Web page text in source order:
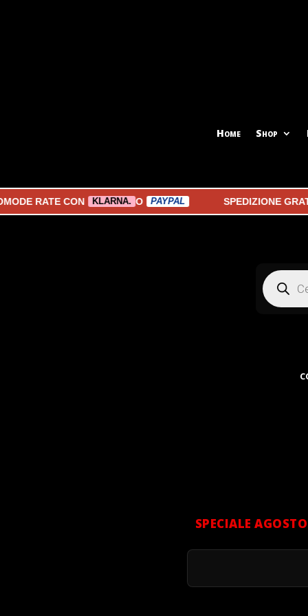
Home Shop
RATE CON KLARNA. O PAYPAL SPEDIZIONE
Products
search
SPECIALE